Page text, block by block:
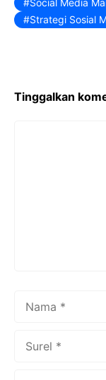
Social Media
Strategi Sosial
Tinggalkan